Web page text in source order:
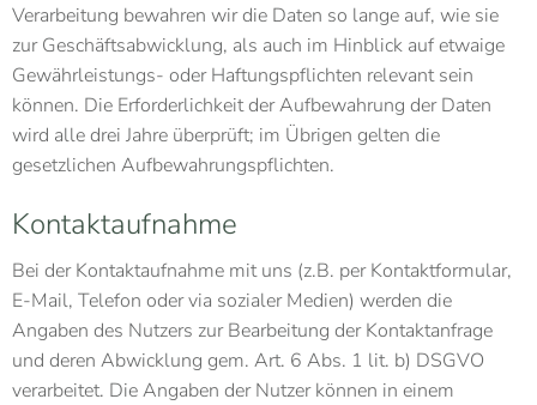
Verarbeitung bewahren wir die Daten so lange auf, wie sie
zur Geschäftsabwicklung, als auch im Hinblick auf etwaige
Gewährleistungs- oder Haftungspflichten relevant sein
können. Die Erforderlichkeit der Aufbewahrung der Daten
wird alle drei Jahre überprüft; im Übrigen gelten die
gesetzlichen Aufbewahrungspflichten.
Kontaktaufnahme
Bei der Kontaktaufnahme mit uns (z.B. per Kontaktformular,
E-Mail, Telefon oder via sozialer Medien) werden die
Angaben des Nutzers zur Bearbeitung der Kontaktanfrage
und deren Abwicklung gem. Art. 6 Abs. 1 lit. b) DSGVO
verarbeitet. Die Angaben der Nutzer können in einem